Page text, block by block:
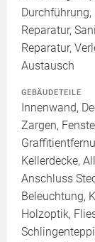
Reparatur,
Reparatur,
Austausch
GEBÄUDETEILE
Innenwand,
Zargen,
Kellerdecke,
Anschluss
Beleuchtung,
Holzoptik,